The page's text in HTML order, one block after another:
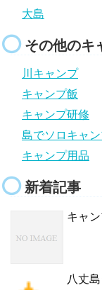
大島
その他のキ
川キャンプ
キャンプ飯
キャンプ研修
島でソロキャ
キャンプ用品
新着記事
キャ
八丈